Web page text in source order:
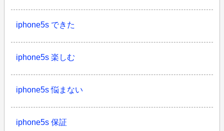
iphone5s できた
iphone5s 楽しむ
iphone5s 悩まない
iphone5s 保証